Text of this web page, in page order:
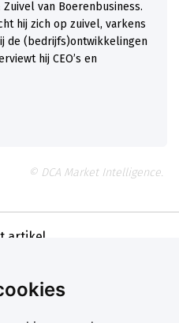
van Boerenbusiness.
hij zich op zuivel, varkens
de (bedrijfs)ontwikkelingen
hij CEO’s en
© DCA Market Intelligence.
artikel